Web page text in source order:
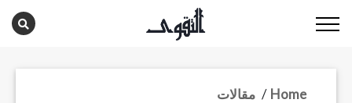
مقالات / Home